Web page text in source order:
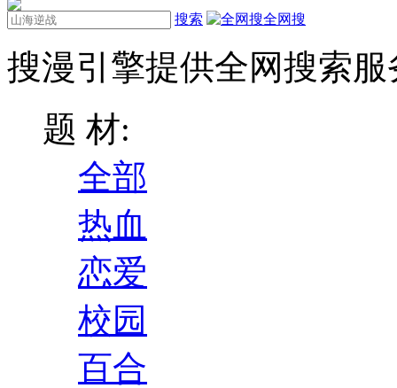
搜索 全网搜
搜漫引擎提供全网搜索服
题 材:
全部
热血
恋爱
校园
百合